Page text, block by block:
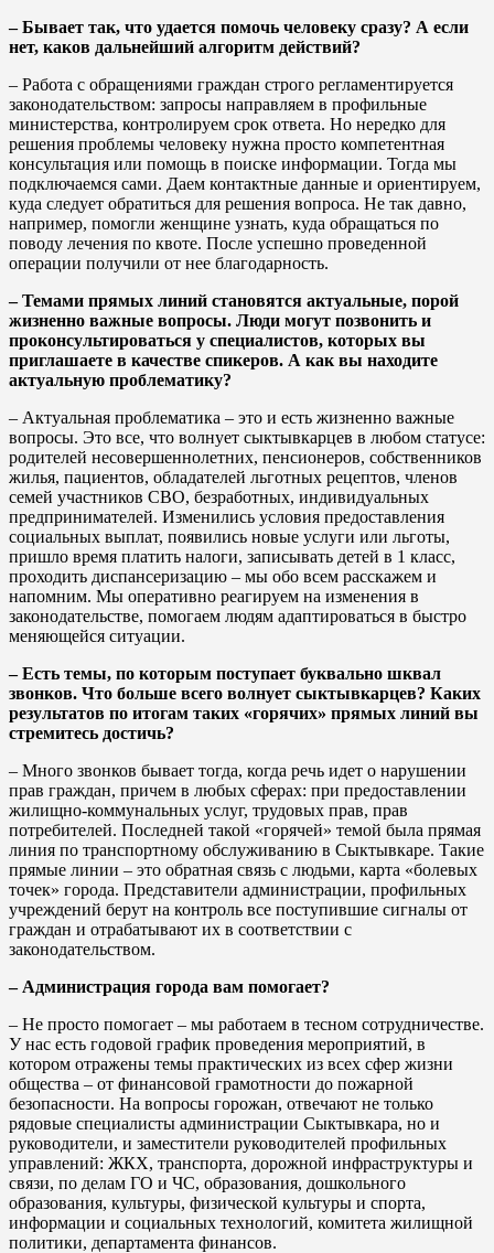
– Бывает так, что удается помочь человеку сразу? А если
нет, каков дальнейший алгоритм действий?
– Работа с обращениями граждан строго регламентируется
законодательством: запросы направляем в профильные
министерства, контролируем срок ответа. Но нередко для
решения проблемы человеку нужна просто компетентная
консультация или помощь в поиске информации. Тогда мы
подключаемся сами. Даем контактные данные и ориентируем,
куда следует обратиться для решения вопроса. Не так давно,
например, помогли женщине узнать, куда обращаться по
поводу лечения по квоте. После успешно проведенной
операции получили от нее благодарность.
– Темами прямых линий становятся актуальные, порой
жизненно важные вопросы. Люди могут позвонить и
проконсультироваться у специалистов, которых вы
приглашаете в качестве спикеров. А как вы находите
актуальную проблематику?
– Актуальная проблематика – это и есть жизненно важные
вопросы. Это все, что волнует сыктывкарцев в любом статусе:
родителей несовершеннолетних, пенсионеров, собственников
жилья, пациентов, обладателей льготных рецептов, членов
семей участников СВО, безработных, индивидуальных
предпринимателей. Изменились условия предоставления
социальных выплат, появились новые услуги или льготы,
пришло время платить налоги, записывать детей в 1 класс,
проходить диспансеризацию – мы обо всем расскажем и
напомним. Мы оперативно реагируем на изменения в
законодательстве, помогаем людям адаптироваться в быстро
меняющейся ситуации.
– Есть темы, по которым поступает буквально шквал
звонков. Что больше всего волнует сыктывкарцев? Каких
результатов по итогам таких «горячих» прямых линий вы
стремитесь достичь?
– Много звонков бывает тогда, когда речь идет о нарушении
прав граждан, причем в любых сферах: при предоставлении
жилищно-коммунальных услуг, трудовых прав, прав
потребителей. Последней такой «горячей» темой была прямая
линия по транспортному обслуживанию в Сыктывкаре. Такие
прямые линии – это обратная связь с людьми, карта «болевых
точек» города. Представители администрации, профильных
учреждений берут на контроль все поступившие сигналы от
граждан и отрабатывают их в соответствии с
законодательством.
– Администрация города вам помогает?
– Не просто помогает – мы работаем в тесном сотрудничестве.
У нас есть годовой график проведения мероприятий, в
котором отражены темы практических из всех сфер жизни
общества – от финансовой грамотности до пожарной
безопасности. На вопросы горожан, отвечают не только
рядовые специалисты администрации Сыктывкара, но и
руководители, и заместители руководителей профильных
управлений: ЖКХ, транспорта, дорожной инфраструктуры и
связи, по делам ГО и ЧС, образования, дошкольного
образования, культуры, физической культуры и спорта,
информации и социальных технологий, комитета жилищной
политики, департамента финансов.